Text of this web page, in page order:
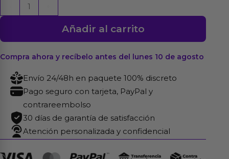
Masajeador
Control
Remoto
USB
Silicona
Líquida
cantidad
Añadir al carrito
Compra ahora y recíbelo antes del lunes 10 de agosto
Envío 24/48h en paquete 100% discreto
Pago seguro con tarjeta, PayPal y
contrareembolso
30 días de garantía de satisfacción
Atención personalizada y confidencial